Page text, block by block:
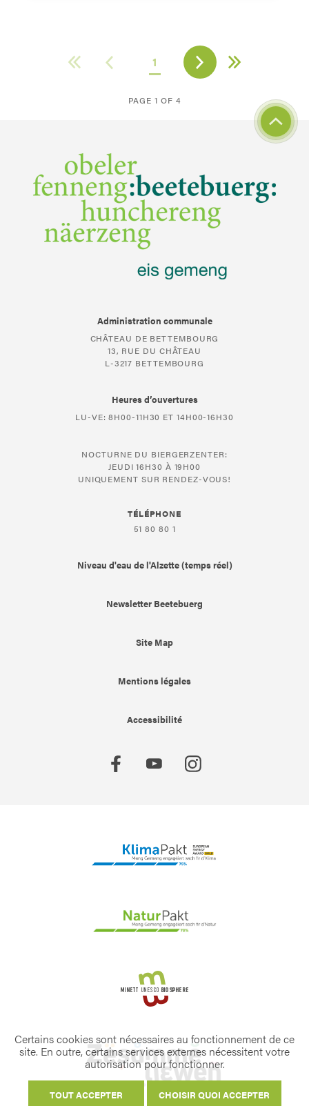
1
PAGE 1 OF 4
Administration communale
CHÂTEAU DE BETTEMBOURG
13, RUE DU CHÂTEAU
L-3217 BETTEMBOURG
Heures d’ouvertures
LU-VE: 8H00-11H30 ET 14H00-16H30
NOCTURNE DU BIERGERZENTER:
JEUDI 16H30 À 19H00
UNIQUEMENT SUR RENDEZ-VOUS!
TÉLÉPHONE
51 80 80 1
Niveau d'eau de l'Alzette (temps réel)
Newsletter Beetebuerg
Site Map
Mentions légales
Accessibilité
Certains cookies sont nécessaires au fonctionnement de ce
site. En outre, certains services externes nécessitent votre
autorisation pour fonctionner.
TOUT ACCEPTER CHOISIR QUOI ACCEPTER